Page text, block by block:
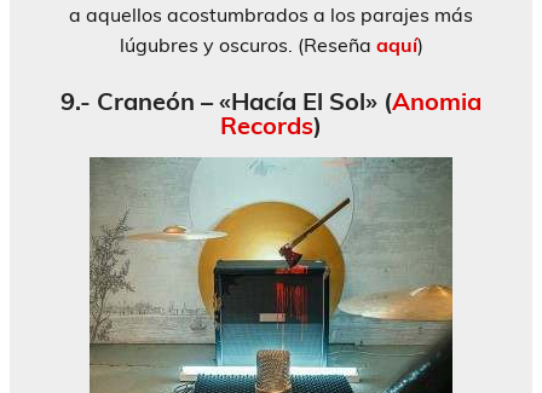
a aquellos acostumbrados a los parajes más
lúgubres y oscuros. (Reseña aquí)
9.- Craneón – «Hacía El Sol» (Anomia
Records)